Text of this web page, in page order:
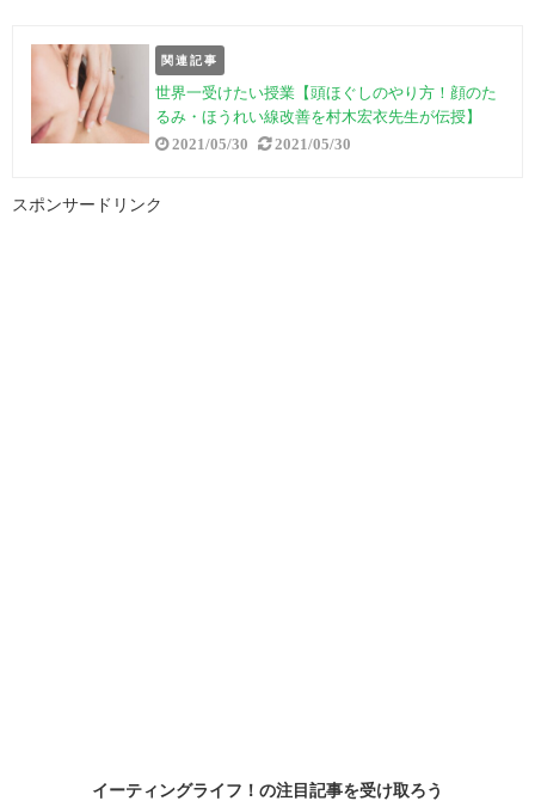
関連記事
世界一受けたい授業【頭ほぐしのやり方！顔のた
るみ・ほうれい線改善を村木宏衣先生が伝授】
2021/05/30 2021/05/30
スポンサードリンク
イーティングライフ！の注目記事を受け取ろう